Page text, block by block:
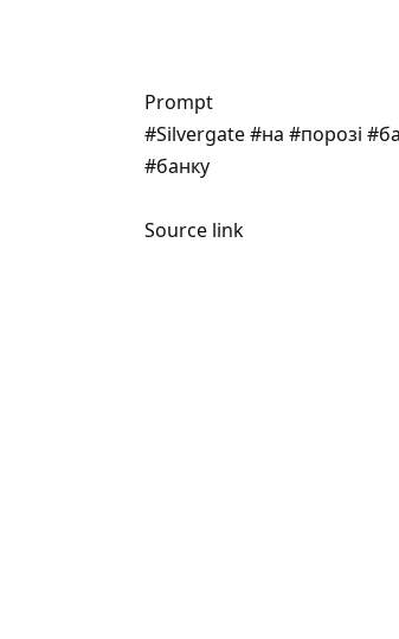
Prompt
#Silvergate #на #порозі
#банку
Source link